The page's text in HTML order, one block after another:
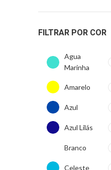
FILTRAR POR COR
Agua
Marinha
Amarelo
Azul
Azul Lilás
Branco
Celeste